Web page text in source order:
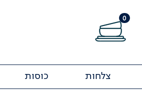
0
צלחות כוסות